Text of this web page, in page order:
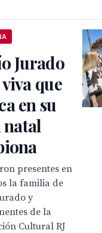
Jurado
que
en su
presentes en
la familia de
y
de la
Cultural RJ